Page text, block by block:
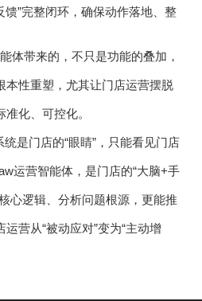
馈”完整闭环，确保动作落地、整
体带来的，不只是功能的叠加，
本性重塑，尤其让门店运营摆脱
化、可控化。
是门店的“眼睛”，只能看见门店
运营智能体，是门店的“大脑+手
心逻辑、分析问题根源，更能推
营从“被动应对”变为“主动增